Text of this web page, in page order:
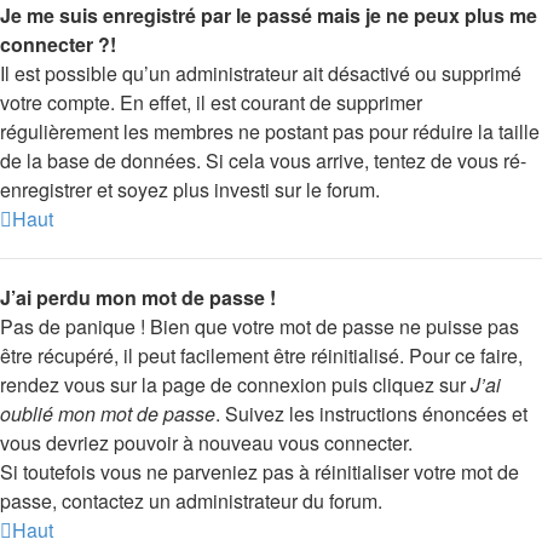
Je me suis enregistré par le passé mais je ne peux plus me
connecter ?!
Il est possible qu’un administrateur ait désactivé ou supprimé
votre compte. En effet, il est courant de supprimer
régulièrement les membres ne postant pas pour réduire la taille
de la base de données. Si cela vous arrive, tentez de vous ré-
enregistrer et soyez plus investi sur le forum.
Haut
J’ai perdu mon mot de passe !
Pas de panique ! Bien que votre mot de passe ne puisse pas
être récupéré, il peut facilement être réinitialisé. Pour ce faire,
rendez vous sur la page de connexion puis cliquez surJ’ai
oublié mon mot de passe. Suivez les instructions énoncées et
vous devriez pouvoir à nouveau vous connecter.
Si toutefois vous ne parveniez pas à réinitialiser votre mot de
passe, contactez un administrateur du forum.
Haut